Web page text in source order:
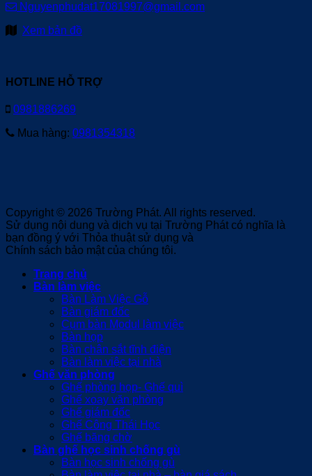
Nguyenphudat17081997@gmail.com
Xem bản đồ
HOTLINE HỖ TRỢ
0981886269
Mua hàng: 0981354318
Copyright © 2026 Trường Phát. All rights reserved.
Sử dụng nội dung và dịch vụ tại Trường Phát có nghĩa là
bạn đồng ý với Thỏa thuật sử dụng và
Chính sách bảo mật của chúng tôi.
Trang chủ
Bàn làm việc
Bàn Làm Việc Gỗ
Bàn giám đốc
Cụm bàn Modul làm việc
Bàn họp
Bàn chân sắt tĩnh điện
Bàn làm việc tại nhà
Ghế văn phòng
Ghế phòng họp- Ghế quì
Ghế xoay văn phòng
Ghế giám đốc
Ghế Công Thái Học
Ghế băng chờ
Bàn ghế học sinh chống gù
Bàn học sinh chống gù